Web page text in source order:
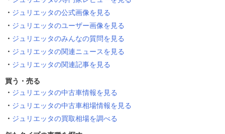
ジュリエッタの公式画像を見る
ジュリエッタのユーザー画像を見る
ジュリエッタのみんなの質問を見る
ジュリエッタの関連ニュースを見る
ジュリエッタの関連記事を見る
買う・売る
ジュリエッタの中古車情報を見る
ジュリエッタの中古車相場情報を見る
ジュリエッタの買取相場を調べる